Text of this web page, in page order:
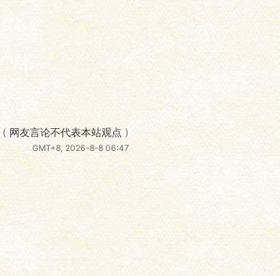
( 网友言论不代表本站观点 )
GMT+8, 2026-8-8 06:47